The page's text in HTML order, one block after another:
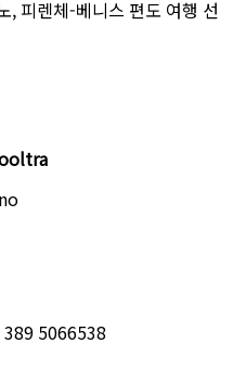
, 피렌체-베니스 편도 여행 선
5066538